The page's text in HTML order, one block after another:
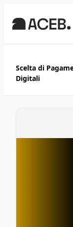
Scelta di
Digitali